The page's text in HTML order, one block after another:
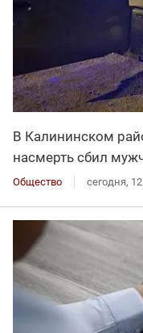
В Калининском
насмерть сбил
Общество сегодня,